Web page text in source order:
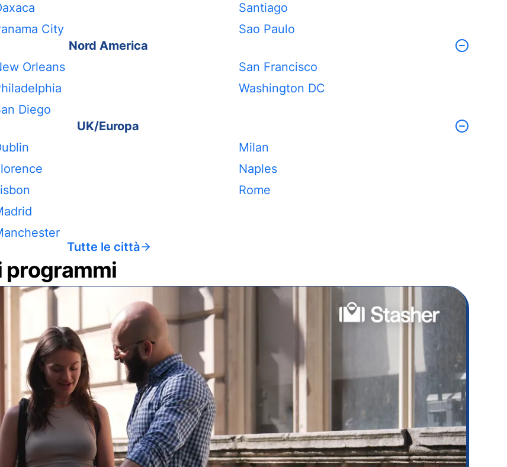
City
Santiago
Sao Paulo
Nord America
Orleans
Diego
San Francisco
Washington DC
UK/Europa
Milan
Naples
Rome
Tutte le città
programmi